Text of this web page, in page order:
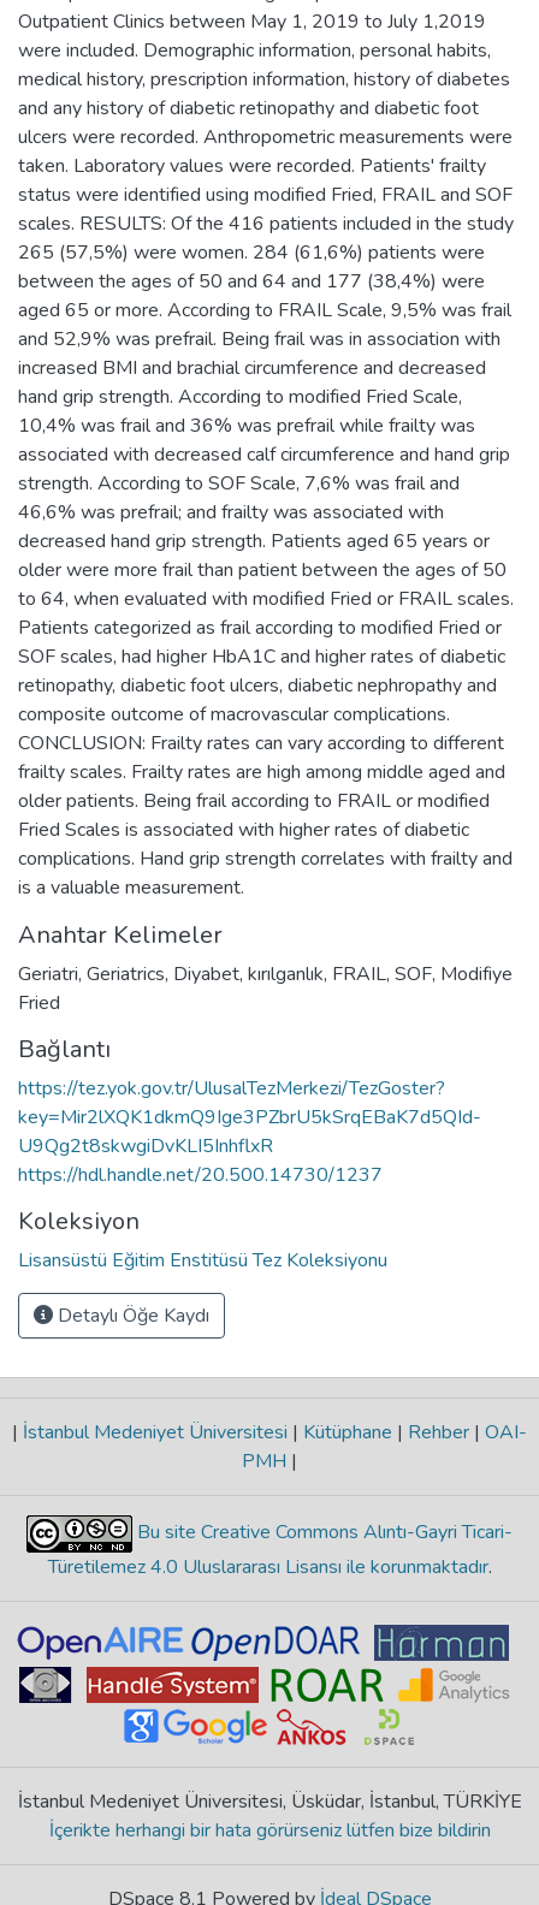
Outpatient Clinics between May 1, 2019 to July 1,2019
were included. Demographic information, personal habits,
medical history, prescription information, history of diabetes
and any history of diabetic retinopathy and diabetic foot
ulcers were recorded. Anthropometric measurements were
taken. Laboratory values were recorded. Patients' frailty
status were identified using modified Fried, FRAIL and SOF
scales. RESULTS: Of the 416 patients included in the study
265 (57,5%) were women. 284 (61,6%) patients were
between the ages of 50 and 64 and 177 (38,4%) were
aged 65 or more. According to FRAIL Scale, 9,5% was frail
and 52,9% was prefrail. Being frail was in association with
increased BMI and brachial circumference and decreased
hand grip strength. According to modified Fried Scale,
10,4% was frail and 36% was prefrail while frailty was
associated with decreased calf circumference and hand grip
strength. According to SOF Scale, 7,6% was frail and
46,6% was prefrail; and frailty was associated with
decreased hand grip strength. Patients aged 65 years or
older were more frail than patient between the ages of 50
to 64, when evaluated with modified Fried or FRAIL scales.
Patients categorized as frail according to modified Fried or
SOF scales, had higher HbA1C and higher rates of diabetic
retinopathy, diabetic foot ulcers, diabetic nephropathy and
composite outcome of macrovascular complications.
CONCLUSION: Frailty rates can vary according to different
frailty scales. Frailty rates are high among middle aged and
older patients. Being frail according to FRAIL or modified
Fried Scales is associated with higher rates of diabetic
complications. Hand grip strength correlates with frailty and
is a valuable measurement.
Anahtar Kelimeler
Geriatri, Geriatrics, Diyabet, kırılganlık, FRAIL, SOF, Modifiye
Fried
Bağlantı
https://tez.yok.gov.tr/UlusalTezMerkezi/TezGoster?
key=Mir2lXQK1dkmQ9Ige3PZbrU5kSrqEBaK7d5QId-
U9Qg2t8skwgiDvKLI5InhflxR
https://hdl.handle.net/20.500.14730/1237
Koleksiyon
Lisansüstü Eğitim Enstitüsü Tez Koleksiyonu
Detaylı Öğe Kaydı
| İstanbul Medeniyet Üniversitesi | Kütüphane | Rehber | OAI-
PMH |
Bu site Creative Commons Alıntı-Gayri Ticari-
Türetilemez 4.0 Uluslararası Lisansı ile korunmaktadır.
İstanbul Medeniyet Üniversitesi, Üsküdar, İstanbul, TÜRKİYE
İçerikte herhangi bir hata görürseniz lütfen bize bildirin
DSpace 8.1 Powered by İdeal DSpace